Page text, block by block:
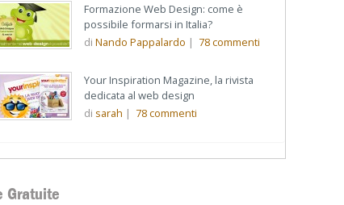
Formazione Web Design: come è
possibile formarsi in Italia?
di Nando Pappalardo | 78commenti
Your Inspiration Magazine, la rivista
dedicata al web design
di sarah | 78commenti
Gratuite